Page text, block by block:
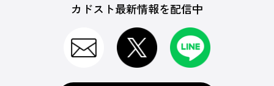
カドスト最新情報を配信中